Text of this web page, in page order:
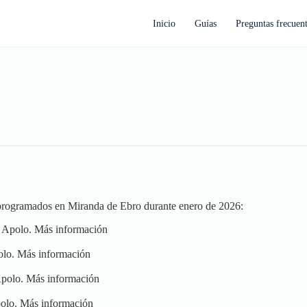
Inicio Guías Preguntas
en Miranda de Ebro durante enero de 2026:
Apolo. Más información
Más información
Más información
Más información